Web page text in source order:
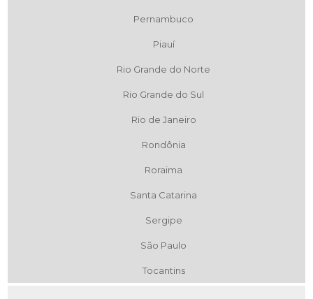
Pernambuco
Piauí
Rio Grande do Norte
Rio Grande do Sul
Rio de Janeiro
Rondônia
Roraima
Santa Catarina
Sergipe
São Paulo
Tocantins